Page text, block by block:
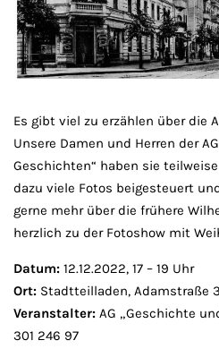
Es gibt viel zu erzählen über die
Unsere Damen und Herren der
Geschichten“ haben sie
dazu viele Fotos beigesteuert
gerne mehr über die frühere
herzlich zu der Fotoshow mit
Datum: 12.12.2022, 17 – 19 Uhr
Ort: Stadtteilladen, Adamstraße
Veranstalter: AG „Geschichte
301 246 97